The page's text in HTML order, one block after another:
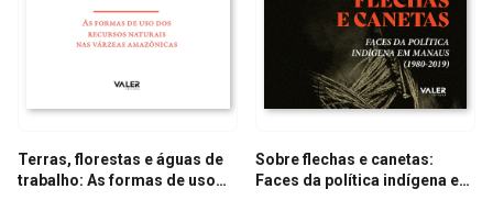
Terras, florestas e águas de
trabalho: As formas de uso
Sobre flechas e canetas:
Faces da política indígena em